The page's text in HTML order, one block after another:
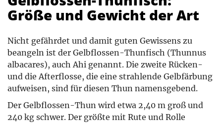
Größe und Gewicht der Art
Nicht gefährdet und damit guten Gewissens zu
beangeln ist der Gelbflossen-Thunfisch (Thunnus
albacares), auch Ahi genannt. Die zweite Rücken-
und die Afterflosse, die eine strahlende Gelbfärbung
aufweisen, sind für diesen Thun namensgebend.
Der Gelbflossen-Thun wird etwa 2,40 m groß und
240 kg schwer. Der größte mit Rute und Rolle